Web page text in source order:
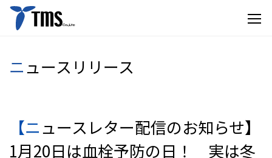
ニュースリリース
【ニュースレター配信のお知らせ】
1月20日は血栓予防の日！ 実は冬